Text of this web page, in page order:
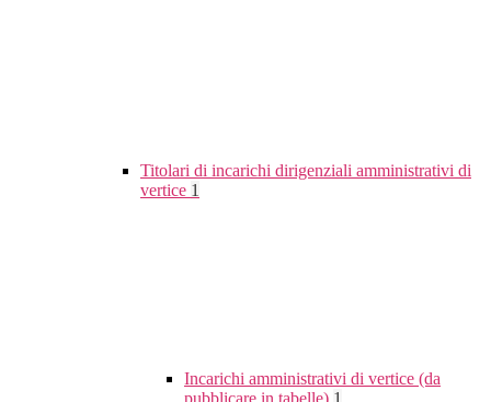
Titolari di incarichi dirigenziali amministrativi di
vertice 1
Incarichi amministrativi di vertice (da